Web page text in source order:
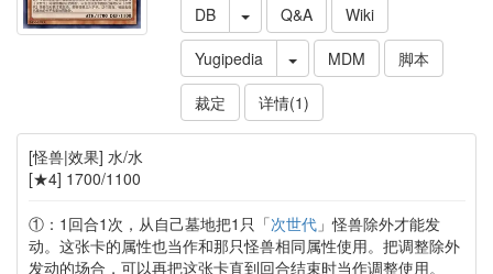
DB Q&A
Wiki
Yugipedia
MDM
脚本
裁定
详情(1)
[怪兽|效果] 水/水
[★4] 1700/1100
①：1回合1次，从自己墓地把1只「次世代」怪兽除外才能发
动。这张卡的属性也当作和那只怪兽相同属性使用。把调整除外
发动的场合，可以再把这张卡直到回合结束时当作调整使用。